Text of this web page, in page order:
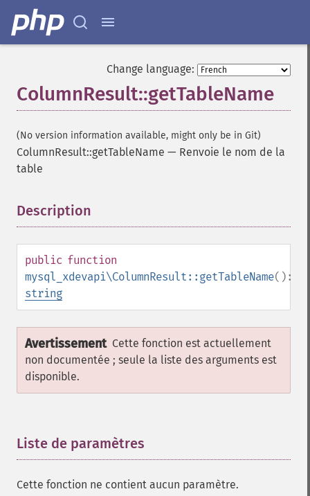
Change language:
ColumnResult::getTableName
(No version information available, might only be in Git)
ColumnResult::getTableName — Renvoie le nom de la
table
Description
public function
mysql_xdevapi\ColumnResult::getTableName():
string
Avertissement Cette fonction est actuellement
non documentée ; seule la liste des arguments est
disponible.
Liste de paramètres
Cette fonction ne contient aucun paramètre.